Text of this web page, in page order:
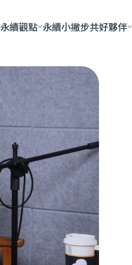
永續觀點 永續小撇步共好夥伴
共好社會 永續加
永續企業 永續城市
全部 永續影響力報告